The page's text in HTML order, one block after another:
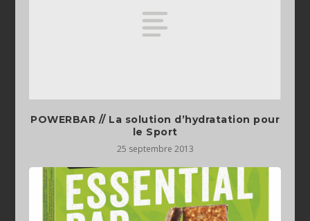
POWERBAR // La solution d’hydratation pour
25 septembre 2013